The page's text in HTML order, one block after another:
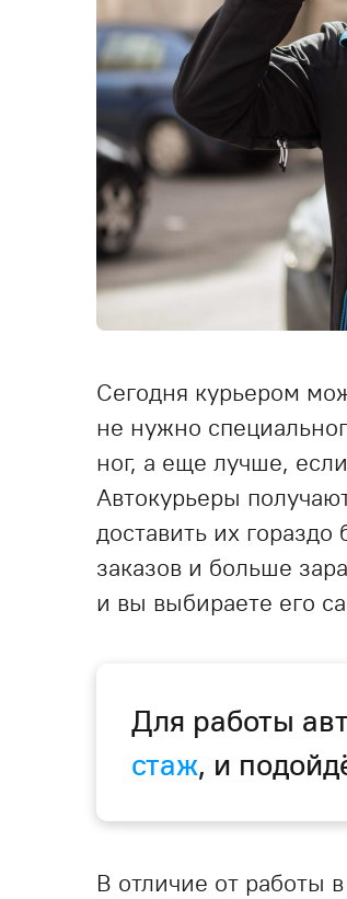
Сегодня курьером
не нужно
ног, а еще лучше,
Автокурьеры
доставить их
заказов и больше
и вы выбираете его
Для работы
стаж, и
В отличие от работы